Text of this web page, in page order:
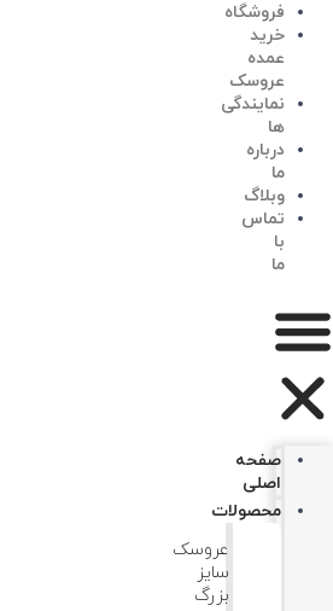
فروشگاه
خرید
عمده
عروسک
نمایندگی
ها
درباره
ما
وبلاگ
تماس
با
ما
صفحه
اصلی
محصولات
عروسک
سایز
بزرگ